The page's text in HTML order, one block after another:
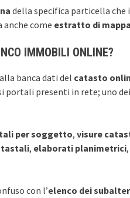
della specifica particella che i
anche come estratto di
IMMOBILI ONLINE?
banca dati del catasto
presenti in rete; uno
per soggetto, visure
, elaborati planimetrici,
con l’elenco dei